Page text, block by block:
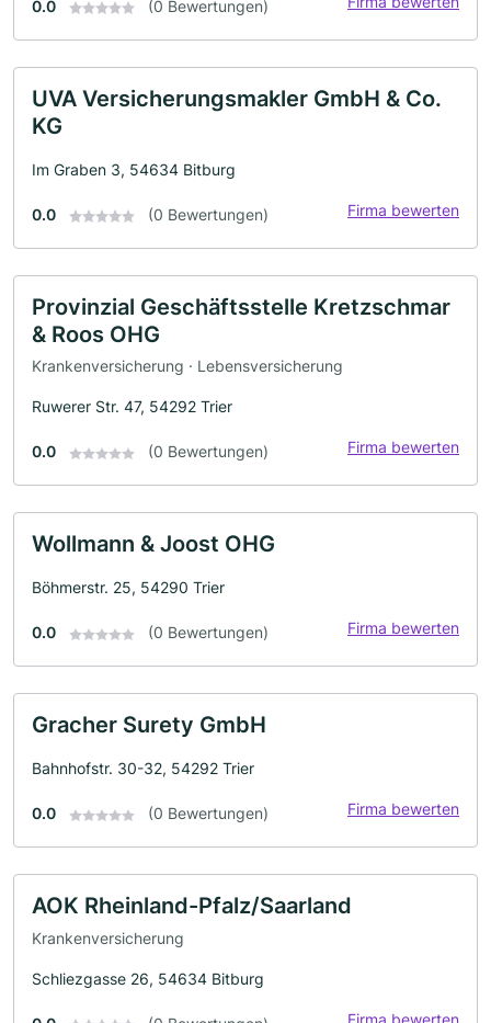
0.0 (0 Bewertungen)
UVA Versicherungsmakler GmbH & Co.
KG
Im Graben 3, 54634 Bitburg
0.0 (0 Bewertungen) Firma bewerten
Provinzial Geschäftsstelle Kretzschmar
& Roos OHG
Krankenversicherung · Lebensversicherung
Ruwerer Str. 47, 54292 Trier
0.0 (0 Bewertungen) Firma bewerten
Wollmann & Joost OHG
Böhmerstr. 25, 54290 Trier
0.0 (0 Bewertungen) Firma bewerten
Gracher Surety GmbH
Bahnhofstr. 30-32, 54292 Trier
0.0 (0 Bewertungen) Firma bewerten
AOK Rheinland-Pfalz/Saarland
Krankenversicherung
Schliezgasse 26, 54634 Bitburg
Firma bewerten